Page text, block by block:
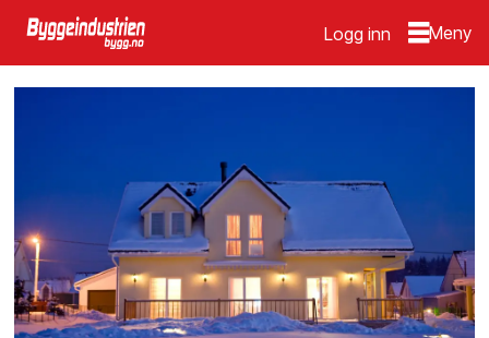
Logg inn